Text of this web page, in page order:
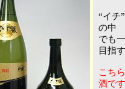
“イチ
の中
でも
目指
こち
酒で